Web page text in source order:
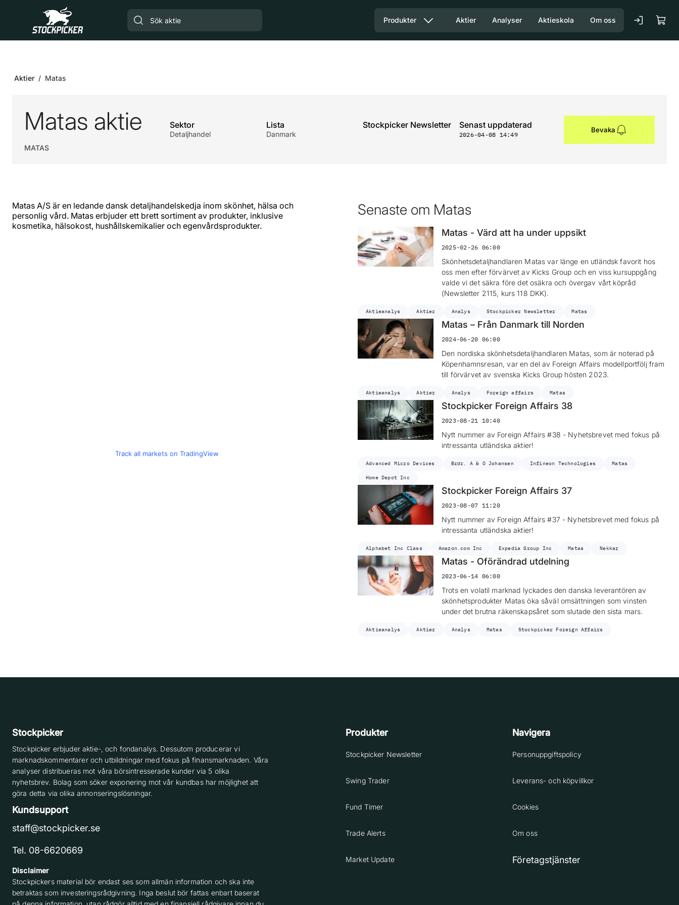
Gå till huvudinnehåll
Produkter Aktier Analyser Aktieskola Om oss
Aktier Matas
Matas aktie
MATAS
Sektor
Detaljhandel
Lista
Danmark
Stockpicker Newsletter Senast uppdaterad
2026-04-08 14:49
Bevaka
​Matas A/S är en ledande dansk detaljhandelskedja inom skönhet, hälsa och
personlig vård. Matas erbjuder ett brett sortiment av produkter, inklusive
kosmetika, hälsokost, hushållskemikalier och egenvårdsprodukter.
Track all markets on TradingView
Senaste om Matas
Matas - Värd att ha under uppsikt
2025-02-26 06:00
Skönhetsdetaljhandlaren Matas var länge en utländsk favorit hos
oss men efter förvärvet av Kicks Group och en viss kursuppgång
valde vi det säkra före det osäkra och övergav vårt köpråd
(Newsletter 2115, kurs 118 DKK).
Aktieanalys Aktier Analys Stockpicker Newsletter Matas
Matas – Från Danmark till Norden
2024-06-20 06:00
Den nordiska skönhetsdetaljhandlaren Matas, som är noterad på
Köpenhamnsresan, var en del av Foreign Affairs modellportfölj fram
till förvärvet av svenska Kicks Group hösten 2023.
Aktieanalys Aktier Analys Foreign affairs Matas
Stockpicker Foreign Affairs 38
2023-08-21 10:40
Nytt nummer av Foreign Affairs #38 - Nyhetsbrevet med fokus på
intressanta utländska aktier!
Advanced Micro Devices Brdr. A & O Johansen Infineon Technologies Matas
Home Depot Inc
Stockpicker Foreign Affairs 37
2023-08-07 11:20
Nytt nummer av Foreign Affairs #37 - Nyhetsbrevet med fokus på
intressanta utländska aktier!
Alphabet Inc Class Amazon.com Inc Expedia Group Inc Matas Nekkar
Matas - Oförändrad utdelning
2023-06-14 06:00
Trots en volatil marknad lyckades den danska leverantören av
skönhetsprodukter Matas öka såväl omsättningen som vinsten
under det brutna räkenskapsåret som slutade den sista mars.
Aktieanalys Aktier Analys Matas Stockpicker Foreign Affairs
Stockpicker
Stockpicker erbjuder aktie-, och fondanalys. Dessutom producerar vi
marknadskommentarer och utbildningar med fokus på finansmarknaden. Våra
analyser distribueras mot våra börsintresserade kunder via 5 olika
nyhetsbrev. Bolag som söker exponering mot vår kundbas har möjlighet att
göra detta via olika annonseringslösningar.
Kundsupport
staff@stockpicker.se
Tel. 08-6620669
Disclaimer
Stockpickers material bör endast ses som allmän information och ska inte
betraktas som investeringsrådgivning. Inga beslut bör fattas enbart baserat
Produkter
Stockpicker Newsletter
Swing Trader
Fund Timer
Trade Alerts
Market Update
Navigera
Personuppgiftspolicy
Leverans- och köpvillkor
Cookies
Om oss
Företagstjänster